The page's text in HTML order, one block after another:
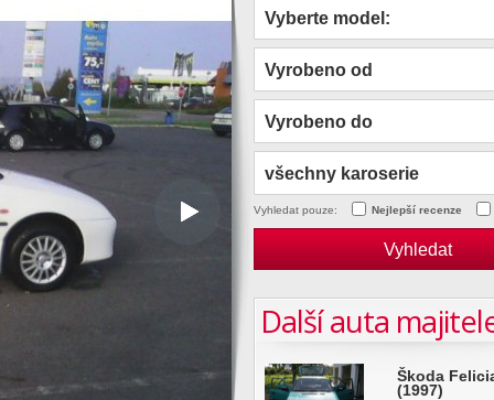
Vyberte model:
Vyrobeno od
Vyrobeno do
všechny karoserie
Vyhledat pouze: Nejlepší recenze
Další auta
Škoda
(1997)